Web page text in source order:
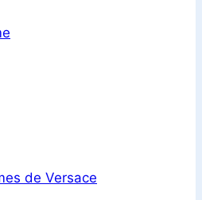
de Versace